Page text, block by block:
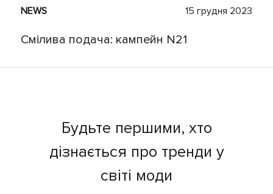
NEWS 15 грудня 2023
Смілива подача: кампейн N21
Будьте першими, хто
дізнається про тренди у
світі моди